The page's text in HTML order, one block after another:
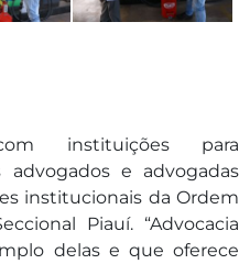
instituições para
advogados e advogadas
institucionais da Ordem
Piauí. “Advocacia
delas e que oferece